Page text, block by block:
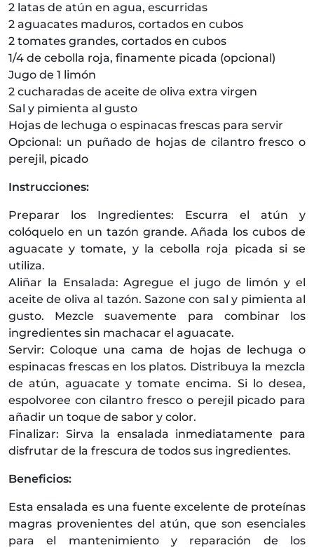
2 latas de atún en agua, escurridas
2 aguacates maduros, cortados en cubos
2 tomates grandes, cortados en cubos
1/4 de cebolla roja, finamente picada (opcional)
Jugo de 1 limón
2 cucharadas de aceite de oliva extra virgen
Sal y pimienta al gusto
Hojas de lechuga o espinacas frescas para servir
Opcional: un puñado de hojas de cilantro fresco o
perejil, picado
Instrucciones:
Preparar los Ingredientes: Escurra el atún y
colóquelo en un tazón grande. Añada los cubos de
aguacate y tomate, y la cebolla roja picada si se
utiliza.
Aliñar la Ensalada: Agregue el jugo de limón y el
aceite de oliva al tazón. Sazone con sal y pimienta al
gusto. Mezcle suavemente para combinar los
ingredientes sin machacar el aguacate.
Servir: Coloque una cama de hojas de lechuga o
espinacas frescas en los platos. Distribuya la mezcla
de atún, aguacate y tomate encima. Si lo desea,
espolvoree con cilantro fresco o perejil picado para
añadir un toque de sabor y color.
Finalizar: Sirva la ensalada inmediatamente para
disfrutar de la frescura de todos sus ingredientes.
Beneficios:
Esta ensalada es una fuente excelente de proteínas
magras provenientes del atún, que son esenciales
para el mantenimiento y reparación de los